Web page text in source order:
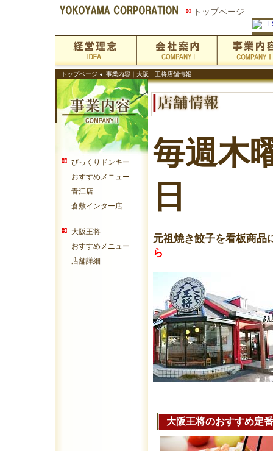
トップページ
トップページ 事業内容 ｜ 大阪 王将店舗情報
びっくりドンキー
おすすめメニュー
青江店
倉敷インター店
大阪王将
おすすめメニュー
店舗詳細
毎週木
日
元祖焼き餃子を看板商
ら
大阪王将のおすすめ定